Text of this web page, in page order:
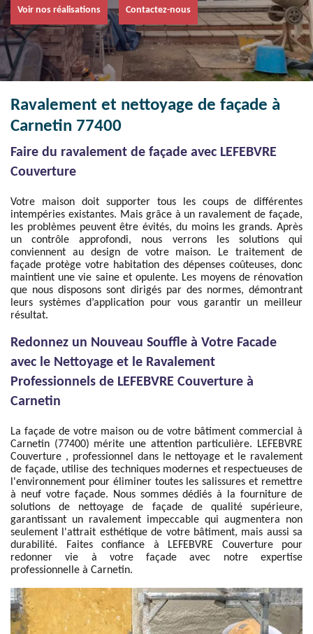
Voir nos réalisations Contactez-nous
Ravalement et nettoyage de façade à
Carnetin 77400
Faire du ravalement de façade avec LEFEBVRE
Couverture
Votre maison doit supporter tous les coups de différentes
intempéries existantes. Mais grâce à un ravalement de façade,
les problèmes peuvent être évités, du moins les grands. Après
un contrôle approfondi, nous verrons les solutions qui
conviennent au design de votre maison. Le traitement de
façade protège votre habitation des dépenses coûteuses, donc
maintient une vie saine et opulente. Les moyens de rénovation
que nous disposons sont dirigés par des normes, démontrant
leurs systèmes d’application pour vous garantir un meilleur
résultat.
Redonnez un Nouveau Souffle à Votre Facade
avec le Nettoyage et le Ravalement
Professionnels de LEFEBVRE Couverture à
Carnetin
La façade de votre maison ou de votre bâtiment commercial à
Carnetin (77400) mérite une attention particulière. LEFEBVRE
Couverture , professionnel dans le nettoyage et le ravalement
de façade, utilise des techniques modernes et respectueuses de
l'environnement pour éliminer toutes les salissures et remettre
à neuf votre façade. Nous sommes dédiés à la fourniture de
solutions de nettoyage de façade de qualité supérieure,
garantissant un ravalement impeccable qui augmentera non
seulement l'attrait esthétique de votre bâtiment, mais aussi sa
durabilité. Faites confiance à LEFEBVRE Couverture pour
redonner vie à votre façade avec notre expertise
professionnelle à Carnetin.